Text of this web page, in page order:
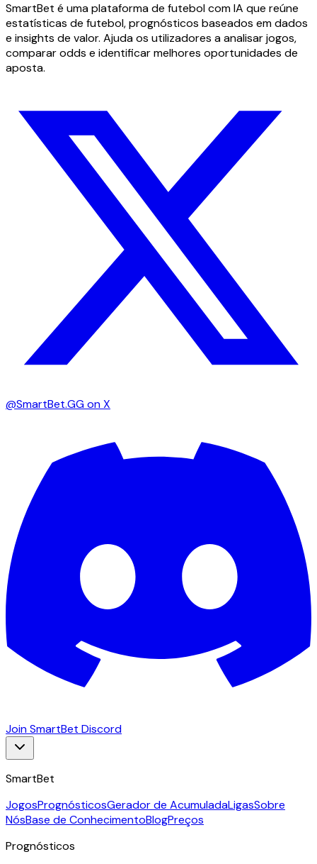
SmartBet é uma plataforma de futebol com IA que reúne
estatísticas de futebol, prognósticos baseados em dados
e insights de valor. Ajuda os utilizadores a analisar jogos,
comparar odds e identificar melhores oportunidades de
aposta.
@SmartBet.GG on X
Join SmartBet Discord
SmartBet
JogosPrognósticosGerador de AcumuladaLigasSobre
NósBase de ConhecimentoBlogPreços
Prognósticos